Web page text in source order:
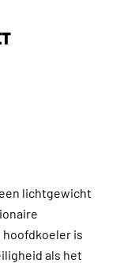
een lichtgewicht
is
als het